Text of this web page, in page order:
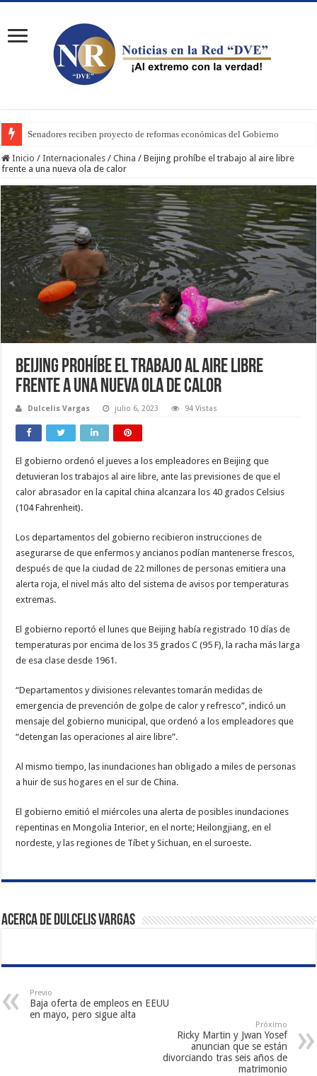
Senadores reciben proyecto de reformas económicas del Gobierno
Inicio / Internacionales / China / Beijing prohíbe el trabajo al aire libre
frente a una nueva ola de calor
Beijing prohíbe el trabajo al aire libre
frente a una nueva ola de calor
Dulcelis Vargas julio 6, 2023 94 Vistas
El gobierno ordenó el jueves a los empleadores en Beijing que
detuvieran los trabajos al aire libre, ante las previsiones de que el
calor abrasador en la capital china alcanzara los 40 grados Celsius
(104 Fahrenheit).
Los departamentos del gobierno recibieron instrucciones de
asegurarse de que enfermos y ancianos podían mantenerse frescos,
después de que la ciudad de 22 millones de personas emitiera una
alerta roja, el nivel más alto del sistema de avisos por temperaturas
extremas.
El gobierno reportó el lunes que Beijing había registrado 10 días de
temperaturas por encima de los 35 grados C (95 F), la racha más larga
de esa clase desde 1961.
“Departamentos y divisiones relevantes tomarán medidas de
emergencia de prevención de golpe de calor y refresco”, indicó un
mensaje del gobierno municipal, que ordenó a los empleadores que
“detengan las operaciones al aire libre”.
Al mismo tiempo, las inundaciones han obligado a miles de personas
a huir de sus hogares en el sur de China.
El gobierno emitió el miércoles una alerta de posibles inundaciones
repentinas en Mongolia Interior, en el norte; Heilongjiang, en el
nordeste, y las regiones de Tíbet y Sichuan, en el suroeste.
Acerca de Dulcelis Vargas
Previo
Baja oferta de empleos en EEUU
en mayo, pero sigue alta
Próximo
Ricky Martin y Jwan Yosef
anuncian que se están
divorciando tras seis años de
matrimonio